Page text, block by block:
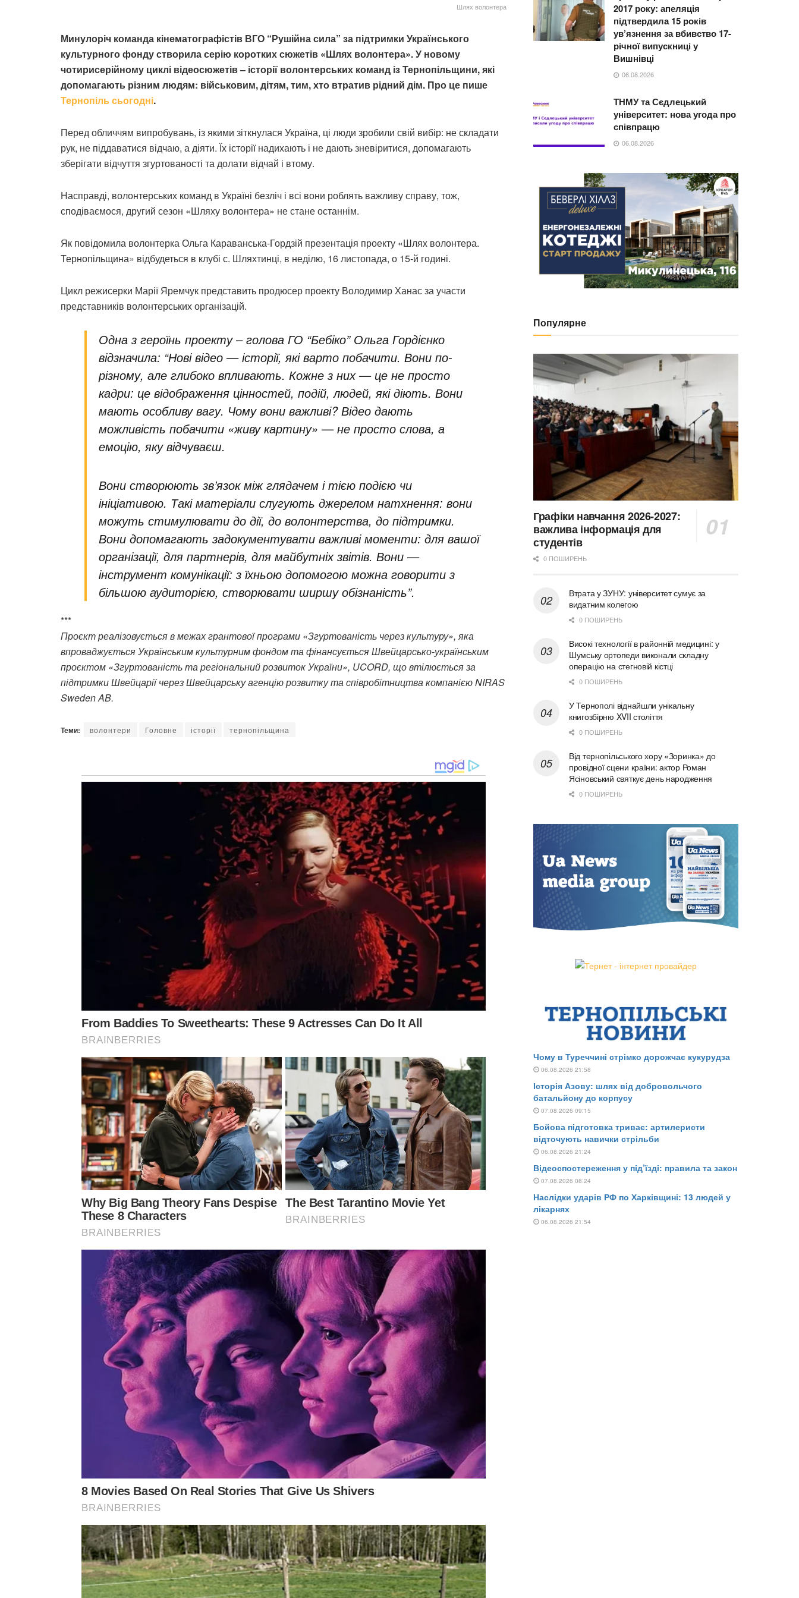
Шлях волонтера
Минулоріч команда кінематографістів ВГО “Рушійна сила” за підтримки Українського
культурного фонду створила серію коротких сюжетів «Шлях волонтера». У новому
чотирисерійному циклі відеосюжетів – історії волонтерських команд із Тернопільщини, які
допомагають різним людям: військовим, дітям, тим, хто втратив рідний дім. Про це пише
Тернопіль сьогодні.
Перед обличчям випробувань, із якими зіткнулася Україна, ці люди зробили свій вибір: не складати
рук, не піддаватися відчаю, а діяти. Їх історії надихають і не дають зневіритися, допомагають
зберігати відчуття згуртованості та долати відчай і втому.
Насправді, волонтерських команд в Україні безліч і всі вони роблять важливу справу, тож,
сподіваємося, другий сезон «Шляху волонтера» не стане останнім.
Як повідомила волонтерка Ольга Караванська-Гордзій презентація проекту «Шлях волонтера.
Тернопільщина» відбудеться в клубі с. Шляхтинці, в неділю, 16 листопада, о 15-й годині.
Цикл режисерки Марії Яремчук представить продюсер проекту Володимир Ханас за участи
представників волонтерських організацій.
Одна з героїнь проекту – голова ГО “Бебіко” Ольга Гордієнко
відзначила: “Нові відео — історії, які варто побачити. Вони по-
різному, але глибоко впливають. Кожне з них — це не просто
кадри: це відображення цінностей, подій, людей, які діють. Вони
мають особливу вагу. Чому вони важливі? Відео дають
можливість побачити «живу картину» — не просто слова, а
емоцію, яку відчуваєш.
Вони створюють зв’язок між глядачем і тією подією чи
ініціативою. Такі матеріали слугують джерелом натхнення: вони
можуть стимулювати до дії, до волонтерства, до підтримки.
Вони допомагають задокументувати важливі моменти: для вашої
організації, для партнерів, для майбутніх звітів. Вони —
інструмент комунікації: з їхньою допомогою можна говорити з
більшою аудиторією, створювати ширшу обізнаність”.
***
Проєкт реалізовується в межах грантової програми «Згуртованість через культуру», яка
впроваджується Українським культурним фондом та фінансується Швейцарсько-українським
проєктом «Згуртованість та регіональний розвиток України», UCORD, що втілюється за
підтримки Швейцарії через Швейцарську агенцію розвитку та співробітництва компанією NIRAS
Sweden AB.
Теми: волонтери Головне історії тернопільщина
2017 року: апеляція
підтвердила 15 років
ув’язнення за вбивство 17-
річної випускниці у
Вишнівці
06.08.2026
ТНМУ та Сєдлецький
університет: нова угода про
співпрацю
06.08.2026
Популярне
Графіки навчання 2026-2027:
важлива інформація для
студентів
0 ПОШИРЕНЬ
Втрата у ЗУНУ: університет сумує за
видатним колегою
0 ПОШИРЕНЬ
Високі технології в районній медицині: у
Шумську ортопеди виконали складну
операцію на стегновій кістці
0 ПОШИРЕНЬ
У Тернополі віднайшли унікальну
книгозбірню XVII століття
0 ПОШИРЕНЬ
Від тернопільського хору «Зоринка» до
провідної сцени країни: актор Роман
Ясіновський святкує день народження
0 ПОШИРЕНЬ